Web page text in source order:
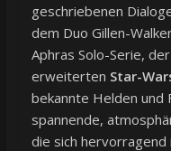
geschriebenen
dem Duo Gillen-
Aphras Solo-Serie,
erweiterten Star-
bekannte Helden und
spannende,
die sich hervorragend